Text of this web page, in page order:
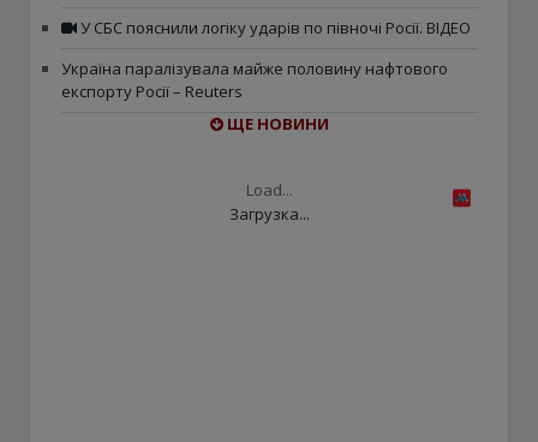
У СБС пояснили логіку ударів по півночі Росії. ВІДЕО
Україна паралізувала майже половину нафтового
експорту Росії – Reuters
ЩЕ НОВИНИ
Load...
Загрузка...